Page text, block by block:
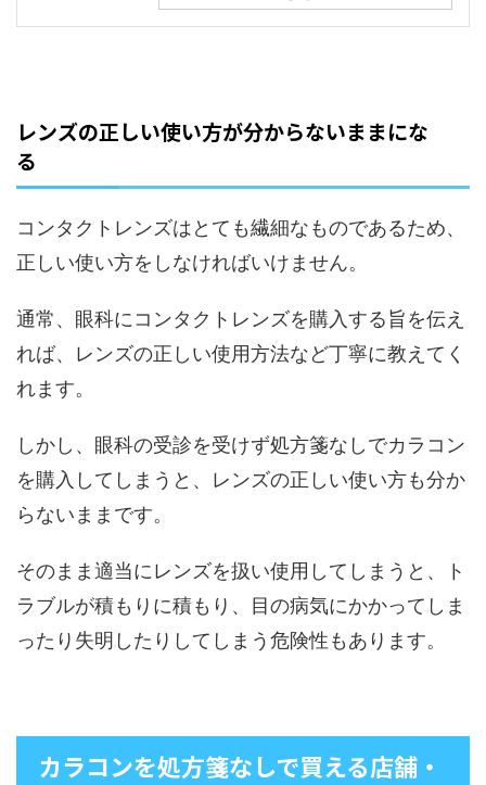
レンズの正しい使い方が分からないままにな
る
コンタクトレンズはとても繊細なものであるため、
正しい使い方をしなければいけません。
通常、眼科にコンタクトレンズを購入する旨を伝え
れば、レンズの正しい使用方法など丁寧に教えてく
れます。
しかし、眼科の受診を受けず処方箋なしでカラコン
を購入してしまうと、レンズの正しい使い方も分か
らないままです。
そのまま適当にレンズを扱い使用してしまうと、ト
ラブルが積もりに積もり、目の病気にかかってしま
ったり失明したりしてしまう危険性もあります。
カラコンを処方箋なしで買える店舗・